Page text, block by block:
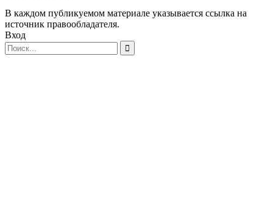
В каждом публикуемом материале указывается ссылка на
источник правообладателя.
Вход